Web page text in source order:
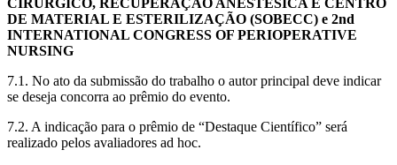
DE MATERIAL E ESTERILIZAÇÃO (SOBECC) e 2nd
INTERNATIONAL CONGRESS OF PERIOPERATIVE
NURSING
7.1. No ato da submissão do trabalho o autor principal deve indicar
se deseja concorra ao prêmio do evento.
7.2. A indicação para o prêmio de “Destaque Científico” será
realizado pelos avaliadores ad hoc.